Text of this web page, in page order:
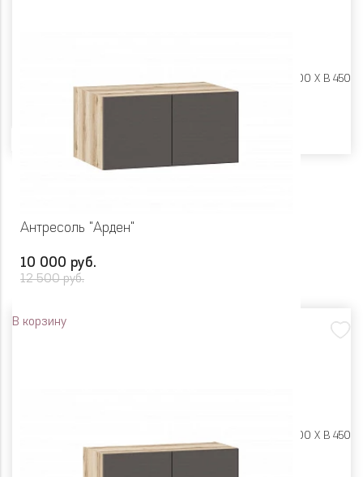
Ш 700 X Г 400 X В 450
Антресоль "Арден"
10 000 руб.
12 500 руб.
В корзину
Ш 900 X Г 600 X В 450